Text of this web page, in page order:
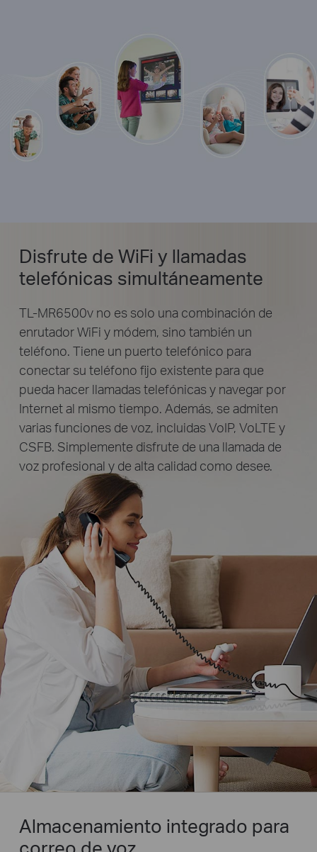
Disfrute de WiFi y llamadas
telefónicas simultáneamente
TL-MR6500v no es solo una combinación de
enrutador WiFi y módem, sino también un
teléfono. Tiene un puerto telefónico para
conectar su teléfono fijo existente para que
pueda hacer llamadas telefónicas y navegar por
Internet al mismo tiempo. Además, se admiten
varias funciones de voz, incluidas VoIP, VoLTE y
CSFB. Simplemente disfrute de una llamada de
voz profesional y de alta calidad como desee.
Almacenamiento integrado para